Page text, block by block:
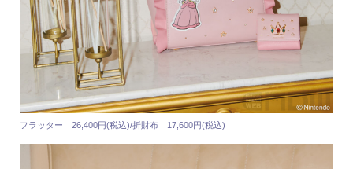
フラッター 26,400円(税込)/折財布 17,600円(税込)